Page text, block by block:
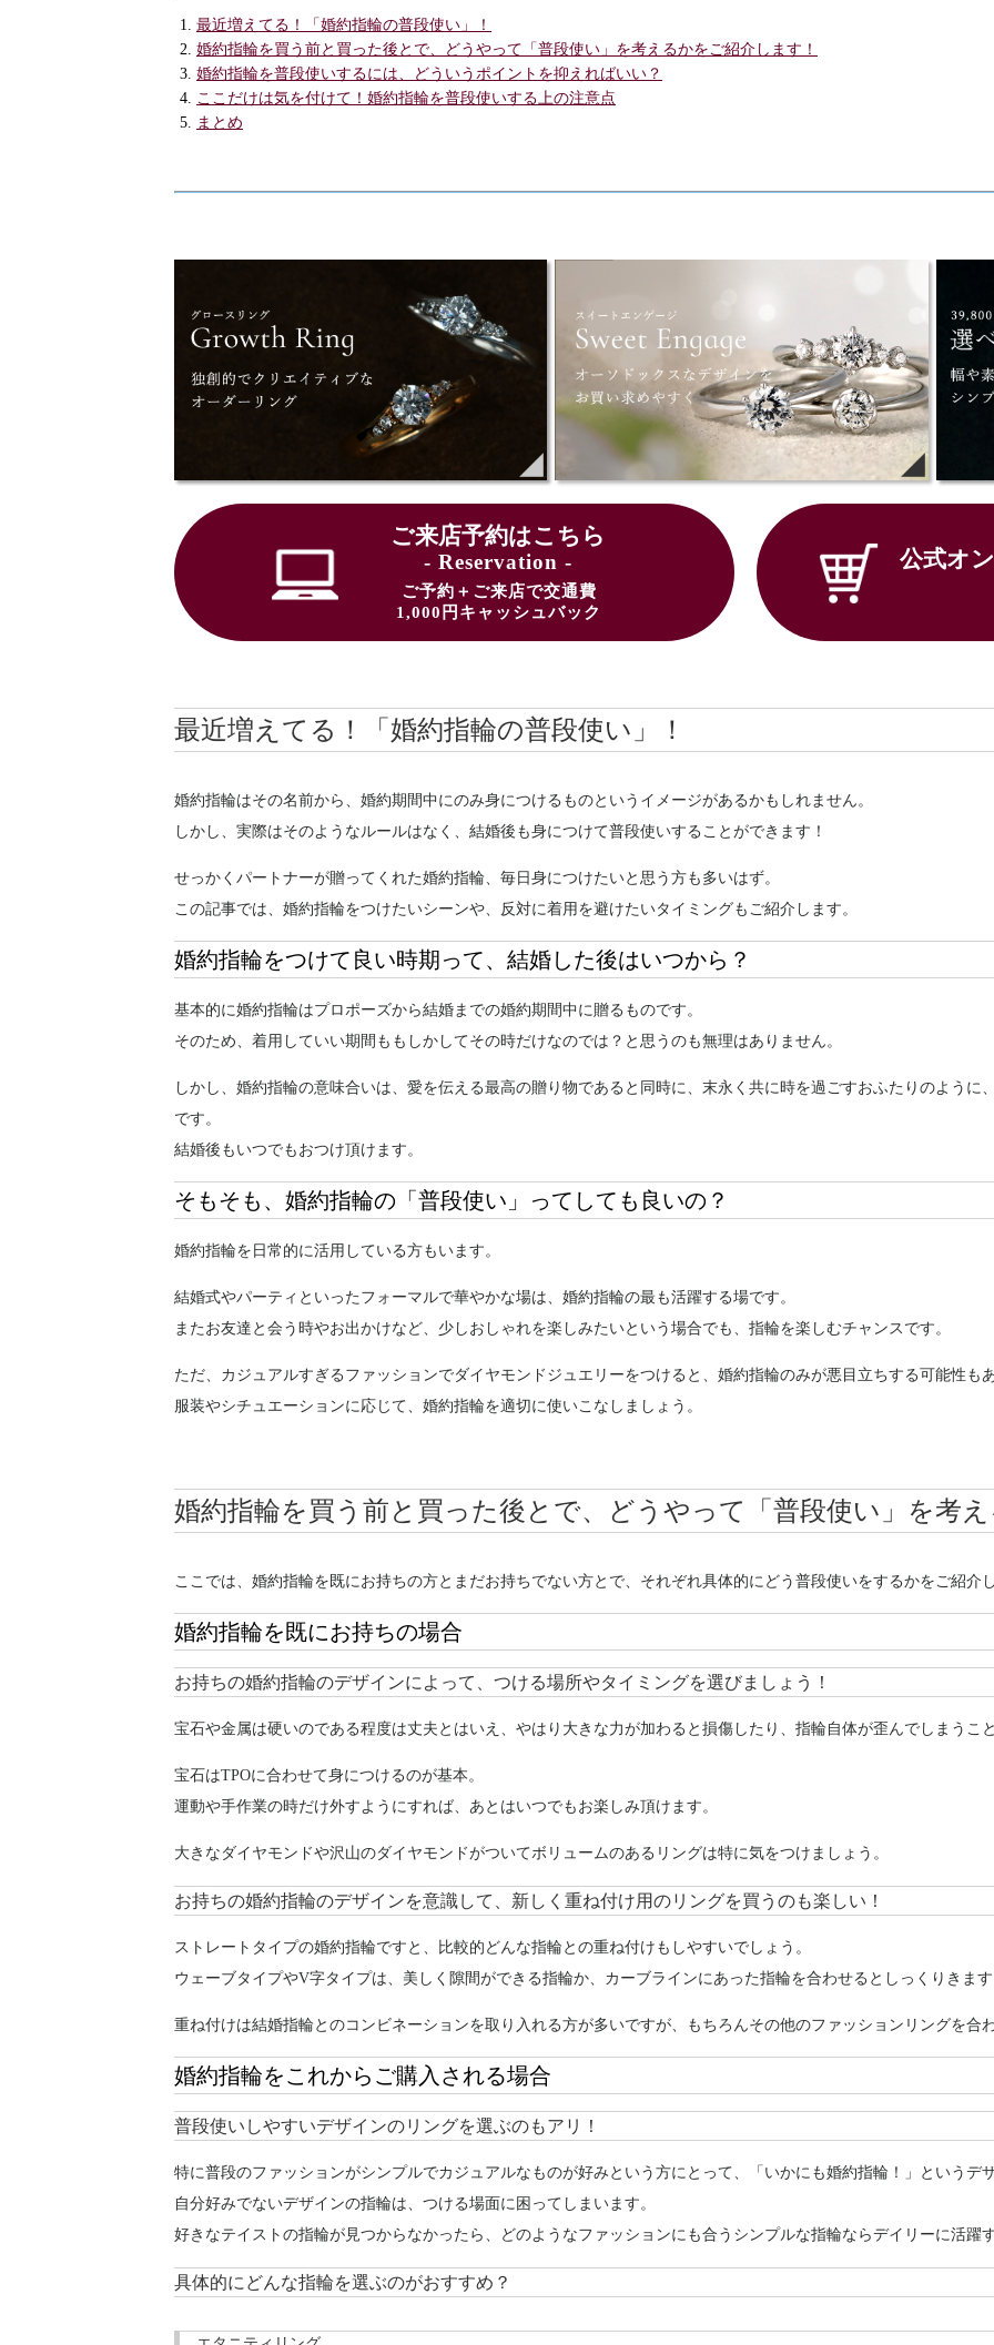
最近増えてる！「婚約指輪の普段使い」！
婚約指輪を買う前と買った後とで、どうやって「普段使い」を考えるかをご紹介します！
婚約指輪を普段使いするには、どういうポイントを抑えればいい？
ここだけは気を付けて！婚約指輪を普段使いする上の注意点
まとめ
ご来店予約はこちら
- Reservation -
ご予約＋ご来店で交通費
1,000円キャッシュバック
公式オ
最近増えてる！「婚約指輪の普段使い」！
婚約指輪はその名前から、婚約期間中にのみ身につけるものというイメージがあるかもしれません。
しかし、実際はそのようなルールはなく、結婚後も身につけて普段使いすることができます！
せっかくパートナーが贈ってくれた婚約指輪、毎日身につけたいと思う方も多いはず。
この記事では、婚約指輪をつけたいシーンや、反対に着用を避けたいタイミングもご紹介します。
婚約指輪をつけて良い時期って、結婚した後はいつから？
基本的に婚約指輪はプロポーズから結婚までの婚約期間中に贈るものです。
そのため、着用していい期間ももしかしてその時だけなのでは？と思うのも無理はありません。
しかし、婚約指輪の意味合いは、愛を伝える最高の贈り物であると同時に、末永く共に時を過ごすおふたりのように
です。
結婚後もいつでもおつけ頂けます。
そもそも、婚約指輪の「普段使い」ってしても良いの？
婚約指輪を日常的に活用している方もいます。
結婚式やパーティといったフォーマルで華やかな場は、婚約指輪の最も活躍する場です。
またお友達と会う時やお出かけなど、少しおしゃれを楽しみたいという場合でも、指輪を楽しむチャンスです。
ただ、カジュアルすぎるファッションでダイヤモンドジュエリーをつけると、婚約指輪のみが悪目立ちする可能性も
服装やシチュエーションに応じて、婚約指輪を適切に使いこなしましょう。
婚約指輪を買う前と買った後とで、どうやって「普段使い」を考
ここでは、婚約指輪を既にお持ちの方とまだお持ちでない方とで、それぞれ具体的にどう普段使いをするかをご紹介
婚約指輪を既にお持ちの場合
お持ちの婚約指輪のデザインによって、つける場所やタイミングを選びましょう！
宝石や金属は硬いのである程度は丈夫とはいえ、やはり大きな力が加わると損傷したり、指輪自体が歪んでしまうこ
宝石はTPOに合わせて身につけるのが基本。
運動や手作業の時だけ外すようにすれば、あとはいつでもお楽しみ頂けます。
大きなダイヤモンドや沢山のダイヤモンドがついてボリュームのあるリングは特に気をつけましょう。
お持ちの婚約指輪のデザインを意識して、新しく重ね付け用のリングを買うのも楽しい！
ストレートタイプの婚約指輪ですと、比較的どんな指輪との重ね付けもしやすいでしょう。
ウェーブタイプやV字タイプは、美しく隙間ができる指輪か、カーブラインにあった指輪を合わせるとしっくりきま
重ね付けは結婚指輪とのコンビネーションを取り入れる方が多いですが、もちろんその他のファッションリングを合
婚約指輪をこれからご購入される場合
普段使いしやすいデザインのリングを選ぶのもアリ！
特に普段のファッションがシンプルでカジュアルなものが好みという方にとって、「いかにも婚約指輪！」というデ
自分好みでないデザインの指輪は、つける場面に困ってしまいます。
好きなテイストの指輪が見つからなかったら、どのようなファッションにも合うシンプルな指輪ならデイリーに活躍
具体的にどんな指輪を選ぶのがおすすめ？